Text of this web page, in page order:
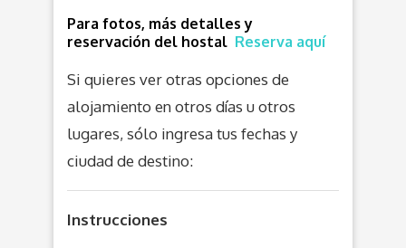
Para fotos, más detalles y
reservación del hostal Reserva aquí
Si quieres ver otras opciones de
alojamiento en otros días u otros
lugares, sólo ingresa tus fechas y
ciudad de destino:
Instrucciones